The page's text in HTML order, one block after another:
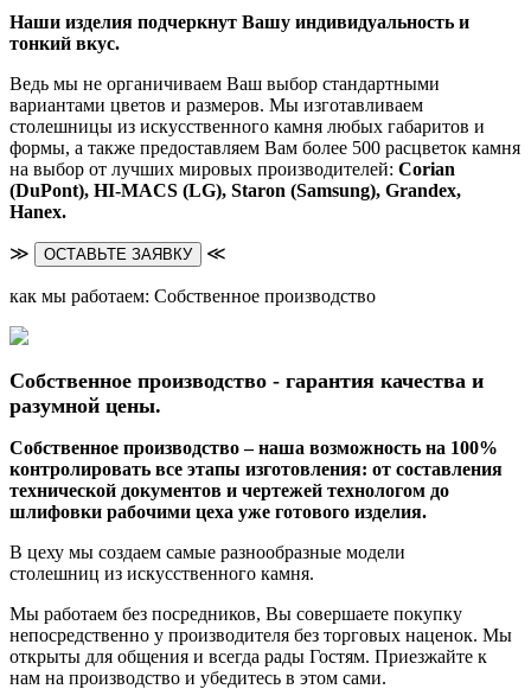
Наши изделия подчеркнут Вашу индивидуальность и
тонкий вкус.
Ведь мы не органичиваем Ваш выбор стандартными
вариантами цветов и размеров. Мы изготавливаем
столешницы из искусственного камня любых габаритов и
формы, а также предоставляем Вам более 500 расцветок камня
на выбор от лучших мировых производителей: Corian
(DuPont), HI-MACS (LG), Staron (Samsung), Grandex,
Hanex.
≫ ОСТАВЬТЕ ЗАЯВКУ ≪
как мы работаем: Собственное производство
Собственное производство - гарантия качества и
разумной цены.
Собственное производство – наша возможность на 100%
контролировать все этапы изготовления: от составления
технической документов и чертежей технологом до
шлифовки рабочими цеха уже готового изделия.
В цеху мы создаем самые разнообразные модели
столешниц из искусственного камня.
Мы работаем без посредников, Вы совершаете покупку
непосредственно у производителя без торговых наценок. Мы
открыты для общения и всегда рады Гостям. Приезжайте к
нам на производство и убедитесь в этом сами.